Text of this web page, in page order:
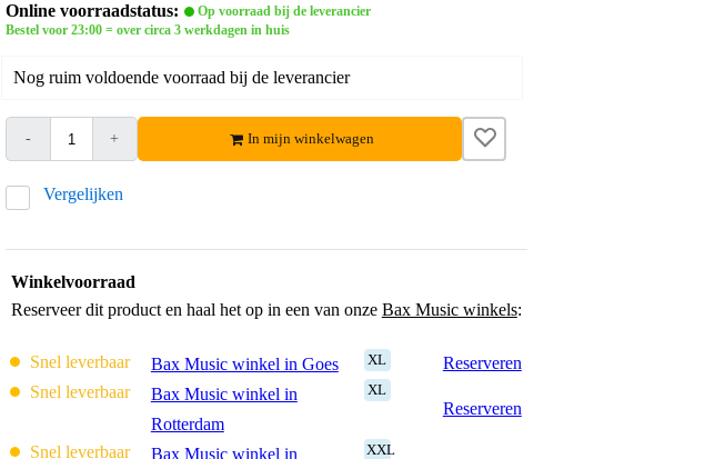
Online voorraadstatus:
Op voorraad bij de leverancier
Bestel voor 23:00 = over circa 3 werkdagen in huis
Nog ruim voldoende voorraad bij de leverancier
- + In mijn winkelwagen
Vergelijken
Winkelvoorraad
Reserveer dit product en haal het op in een van onze Bax Music winkels:
Snel leverbaar Bax Music winkel in Goes XL
Reserveren
Snel leverbaar
Bax Music winkel in
Rotterdam
XL
Reserveren
Snel leverbaar
Bax Music winkel in
XXL